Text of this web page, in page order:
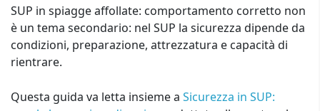
SUP in spiagge affollate: comportamento corretto non
è un tema secondario: nel SUP la sicurezza dipende da
condizioni, preparazione, attrezzatura e capacità di
rientrare.
Questa guida va letta insieme a Sicurezza in SUP: